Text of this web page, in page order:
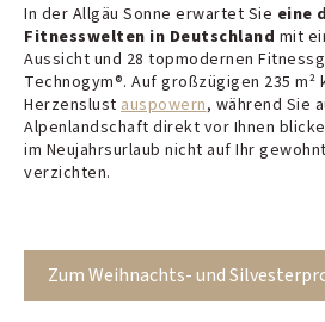
In der Allgäu Sonne erwartet Sie eine
Fitnesswelten in Deutschland mit
Aussicht und 28 topmodernen
Technogym®. Auf großzügigen 235 m²
Herzenslust auspowern, während Sie
Alpenlandschaft direkt vor Ihnen
im Neujahrsurlaub nicht auf Ihr
verzichten.
Zum Weihnachts- und